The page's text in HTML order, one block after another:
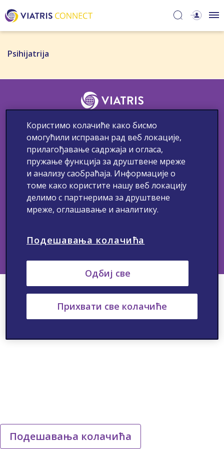
Psihijatrija​
Kontakt
Politika privatnosti
Uslovi korišćenja Upotreba kolačića
© Autorska prava 2023 Viatris. Sva prava zadržana.
Ovaj website je namenjen lekarima, medicinskim sestrama i
tehničarima, farmaceutima i drugim zdravstvenim radnicima u Srbiji.
Samo za stručnu javnost.
Neželjene rekacije na lek treba da budu prijavljene. Sumnju na
Neželjene reakcije na lek možete prijaviti nosiocu dozvole na mail
v.serbia@viatris.com.
Подешавања колачића
Користимо колачиће како бисмо
омогућили исправан рад веб локације,
прилагођавање садржаја и огласа,
пружање функција за друштвене мреже
и анализу саобраћаја. Информације о
томе како користите нашу веб локацију
делимо с партнерима за друштвене
мреже, оглашавање и аналитику.
Подешавања колачића
Одбиј све
Прихвати све колачиће